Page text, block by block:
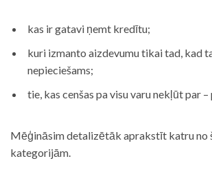
kas ir gatavi ņemt kredītu;
kuri izmanto aizdevumu tikai tad, kad
nepieciešams;
tie, kas cenšas pa visu varu nekļūt par
Mēģināsim detalizētāk aprakstīt katru no
kategorijām.